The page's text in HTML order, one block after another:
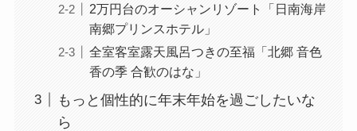
2万円台のオーシャンリゾート「日南海岸
南郷プリンスホテル」
全室客室露天風呂つきの至福「北郷 音色
香の季 合歓のはな」
もっと個性的に年末年始を過ごしたいな
ら